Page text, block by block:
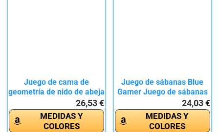
Juego de cama de
geometría de nido de abeja
26,53 €
MEDIDAS Y
COLORES
Juego de sábanas Blue
Gamer Juego de sábanas
24,03 €
MEDIDAS Y
COLORES